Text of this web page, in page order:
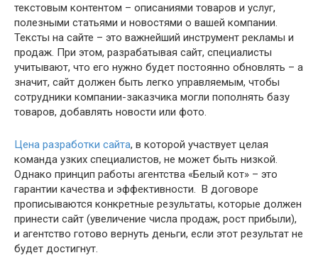
текстовым контентом – описаниями товаров и услуг,
полезными статьями и новостями о вашей компании.
Тексты на сайте – это важнейший инструмент рекламы и
продаж. При этом, разрабатывая сайт, специалисты
учитывают, что его нужно будет постоянно обновлять – а
значит, сайт должен быть легко управляемым, чтобы
сотрудники компании-заказчика могли пополнять базу
товаров, добавлять новости или фото.
Цена разработки сайта, в которой участвует целая
команда узких специалистов, не может быть низкой.
Однако принцип работы агентства «Белый кот» – это
гарантии качества и эффективности. В договоре
прописываются конкретные результаты, которые должен
принести сайт (увеличение числа продаж, рост прибыли),
и агентство готово вернуть деньги, если этот результат не
будет достигнут.